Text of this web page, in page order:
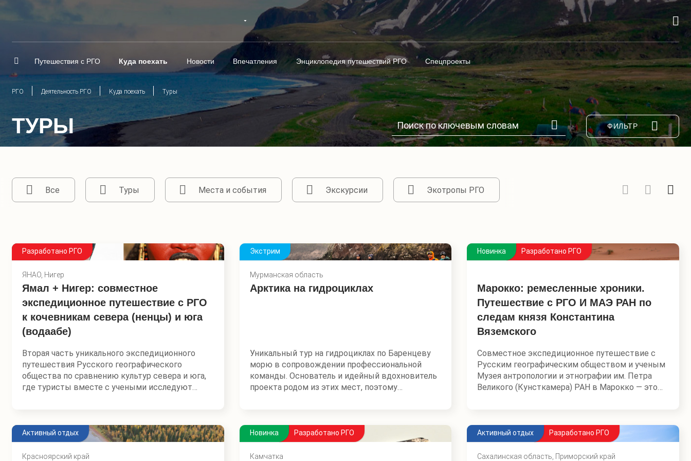
Путешествия с РГО Куда поехать Новости Впечатления Энциклопедия путешествий РГО Спецпроекты
РГО Деятельность РГО Куда поехать Туры
ТУРЫ ФИЛЬТР
Все Туры Места и события Экскурсии Экотропы РГО
Разработано РГО
ЯНАО, Нигер
Ямал + Нигер: совместное
экспедиционное путешествие с РГО
к кочевникам севера (ненцы) и юга
(водаабе)
Вторая часть уникального экспедиционного
путешествия Русского географического
общества по сравнению культур севера и юга,
где туристы вместе с учеными исследуют
энтузиастов — страна в самом сердце Африки.
Экспедиционное путешествие РГО и Mzungu
Экстрим
Мурманская область
Арктика на гидроциклах
Уникальный тур на гидроциклах по Баренцеву
морю в сопровождении профессиональной
команды. Основатель и идейный вдохновитель
проекта родом из этих мест, поэтому
Основная идея этого маршрута — совместить
географическую, гастрономическую,
Новинка Разработано РГО
Марокко: ремесленные хроники.
Путешествие с РГО И МАЭ РАН по
следам князя Константина
Вяземского
Совместное экспедиционное путешествие с
Русским географическим обществом и ученым
Музея антропологии и этнографии им. Петра
Великого (Кунсткамера) РАН в Марокко — это
Вместе мы совершим захватывающее
путешествие от Атлантического океана через
величественные Атласские горы до песков
Активный отдых
Красноярский край
Новинка Разработано РГО
Камчатка
Активный отдых Разработано РГО
Сахалинская область, Приморский край